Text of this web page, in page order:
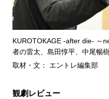
KUROTOKAGE -after die- ～
者の雷太、島田惇平、中尾暢
取材・文： エントレ編集部
観劇レビュー